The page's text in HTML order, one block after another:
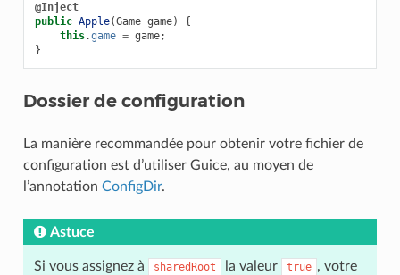
@Inject
public Apple(Game game)
{
this.game = game;
}
Dossier de configuration
La manière recommandée pour obtenir votre fichier de
configuration est d’utiliser Guice, au moyen de
l’annotation ConfigDir.
Astuce
Si vous assignez à sharedRoot la valeur true , votre